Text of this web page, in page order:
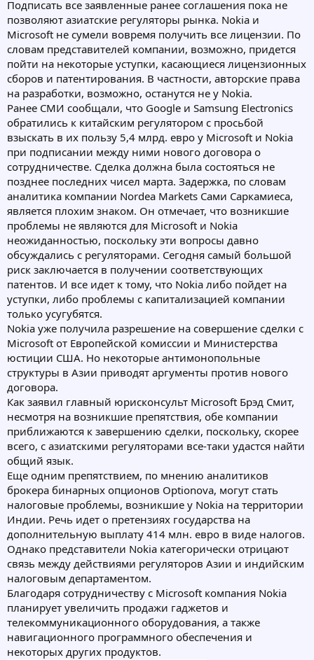
Подписать все заявленные ранее соглашения пока не
позволяют азиатские регуляторы рынка. Nokia и
Microsoft не сумели вовремя получить все лицензии. По
словам представителей компании, возможно, придется
пойти на некоторые уступки, касающиеся лицензионных
сборов и патентирования. В частности, авторские права
на разработки, возможно, останутся не у Nokia.
Ранее СМИ сообщали, что Google и Samsung Electronics
обратились к китайским регулятором с просьбой
взыскать в их пользу 5,4 млрд. евро у Microsoft и Nokia
при подписании между ними нового договора о
сотрудничестве. Сделка должна была состояться не
позднее последних чисел марта. Задержка, по словам
аналитика компании Nordea Markets Сами Саркамиеса,
является плохим знаком. Он отмечает, что возникшие
проблемы не являются для Microsoft и Nokia
неожиданностью, поскольку эти вопросы давно
обсуждались с регуляторами. Сегодня самый большой
риск заключается в получении соответствующих
патентов. И все идет к тому, что Nokia либо пойдет на
уступки, либо проблемы с капитализацией компании
только усугубятся.
Nokia уже получила разрешение на совершение сделки с
Microsoft от Европейской комиссии и Министерства
юстиции США. Но некоторые антимонопольные
структуры в Азии приводят аргументы против нового
договора.
Как заявил главный юрисконсульт Microsoft Брэд Смит,
несмотря на возникшие препятствия, обе компании
приближаются к завершению сделки, поскольку, скорее
всего, с азиатскими регуляторами все-таки удастся найти
общий язык.
Еще одним препятствием, по мнению аналитиков
брокера бинарных опционов Optionova, могут стать
налоговые проблемы, возникшие у Nokia на территории
Индии. Речь идет о претензиях государства на
дополнительную выплату 414 млн. евро в виде налогов.
Однако представители Nokia категорически отрицают
связь между действиями регуляторов Азии и индийским
налоговым департаментом.
Благодаря сотрудничеству с Microsoft компания Nokia
планирует увеличить продажи гаджетов и
телекоммуникационного оборудования, а также
навигационного программного обеспечения и
некоторых других продуктов.